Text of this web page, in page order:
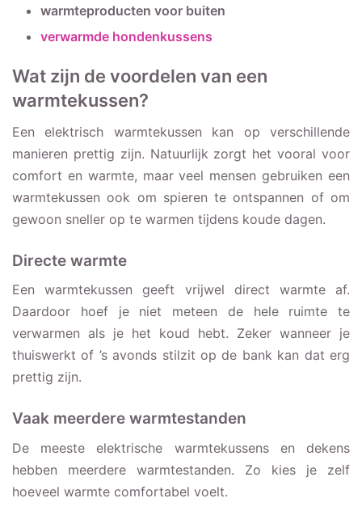
warmteproducten voor buiten
verwarmde hondenkussens
Wat zijn de voordelen van een
warmtekussen?
Een elektrisch warmtekussen kan op verschillende
manieren prettig zijn. Natuurlijk zorgt het vooral voor
comfort en warmte, maar veel mensen gebruiken een
warmtekussen ook om spieren te ontspannen of om
gewoon sneller op te warmen tijdens koude dagen.
Directe warmte
Een warmtekussen geeft vrijwel direct warmte af.
Daardoor hoef je niet meteen de hele ruimte te
verwarmen als je het koud hebt. Zeker wanneer je
thuiswerkt of ’s avonds stilzit op de bank kan dat erg
prettig zijn.
Vaak meerdere warmtestanden
De meeste elektrische warmtekussens en dekens
hebben meerdere warmtestanden. Zo kies je zelf
hoeveel warmte comfortabel voelt.